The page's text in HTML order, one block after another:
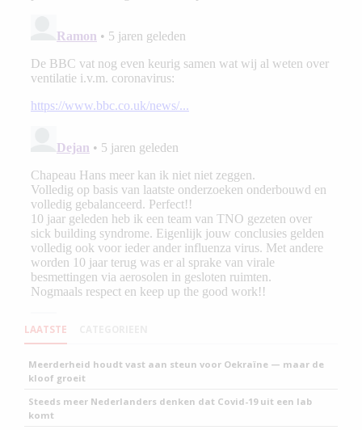
LAATSTE
Meerderheid houdt vast aan steun voor Oekraïne — maar de
kloof groeit
Steeds meer Nederlanders denken dat Covid-19 uit een lab
komt